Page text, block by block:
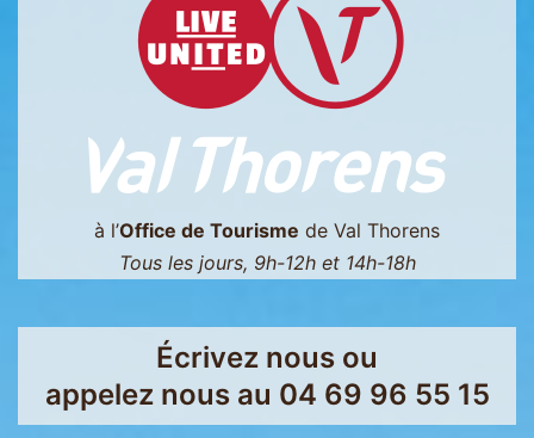
à l’Office de Tourisme de Val Thorens
Tous les jours, 9h-12h et 14h-18h
Écrivez nous ou
appelez nous au 04 69 96 55 15